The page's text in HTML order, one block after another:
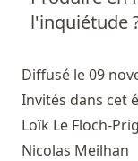
l'inquiétude
Diffusé le 09
Invités dans cet
Loïk Le Floch-
Nicolas Meilhan
Livres les
Prix